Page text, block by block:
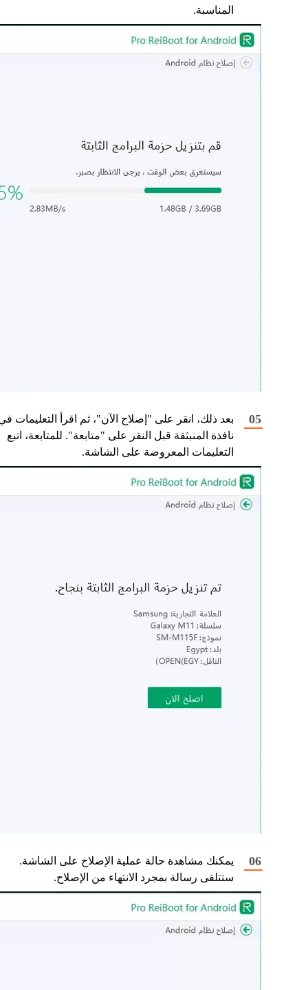
المناسبة.
بعد ذلك، انقر على "إصلاح الآن"، ثم اقرأ التعليمات
نافذة المنبثقة قبل النقر على "متابعة". للمتابعة، اتبع
التعليمات المعروضة على الشاشة.
يمكنك مشاهدة حالة عملية الإصلاح على الشاشة.
ستتلقى رسالة بمجرد الانتهاء من الإصلاح.